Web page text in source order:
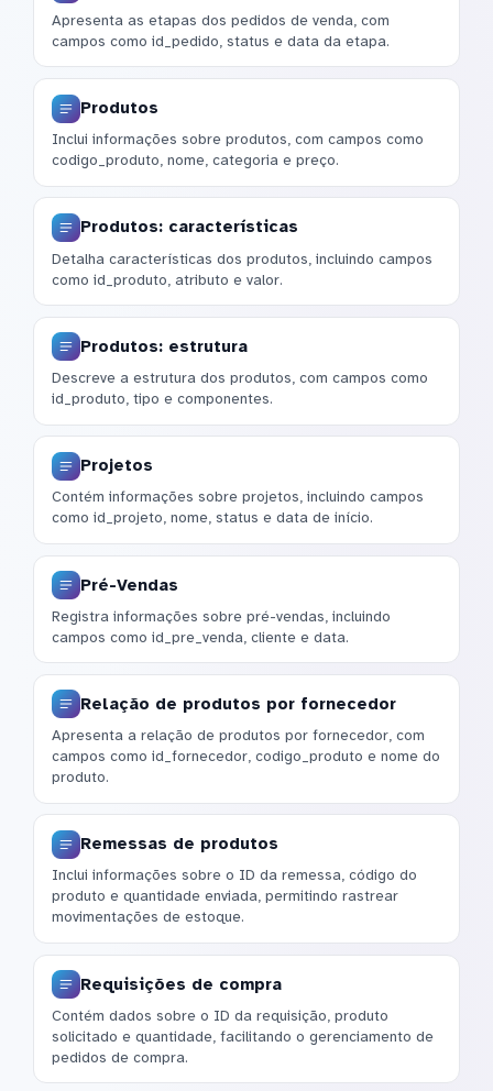
Apresenta as etapas dos pedidos de venda, com
campos como id_pedido, status e data da etapa.
Produtos
Inclui informações sobre produtos, com campos como
codigo_produto, nome, categoria e preço.
Produtos: características
Detalha características dos produtos, incluindo campos
como id_produto, atributo e valor.
Produtos: estrutura
Descreve a estrutura dos produtos, com campos como
id_produto, tipo e componentes.
Projetos
Contém informações sobre projetos, incluindo campos
como id_projeto, nome, status e data de início.
Pré-Vendas
Registra informações sobre pré-vendas, incluindo
campos como id_pre_venda, cliente e data.
Relação de produtos por fornecedor
Apresenta a relação de produtos por fornecedor, com
campos como id_fornecedor, codigo_produto e nome do
produto.
Remessas de produtos
Inclui informações sobre o ID da remessa, código do
produto e quantidade enviada, permitindo rastrear
movimentações de estoque.
Requisições de compra
Contém dados sobre o ID da requisição, produto
solicitado e quantidade, facilitando o gerenciamento de
pedidos de compra.